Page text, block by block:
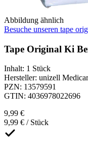
Abbildung ähnlich
Besuche unseren tape
Tape Original Ki
Inhalt: 1 Stück
Hersteller: unizell
PZN: 13579591
GTIN: 4036978022696
9,99 €
9,99 € / Stück